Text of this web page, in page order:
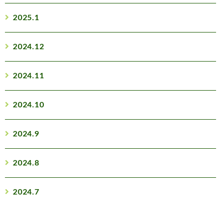
2025.1
2024.12
2024.11
2024.10
2024.9
2024.8
2024.7